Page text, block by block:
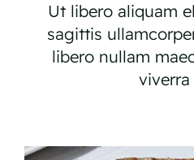
Ut libero aliquam
sagittis
libero nullam
viverra